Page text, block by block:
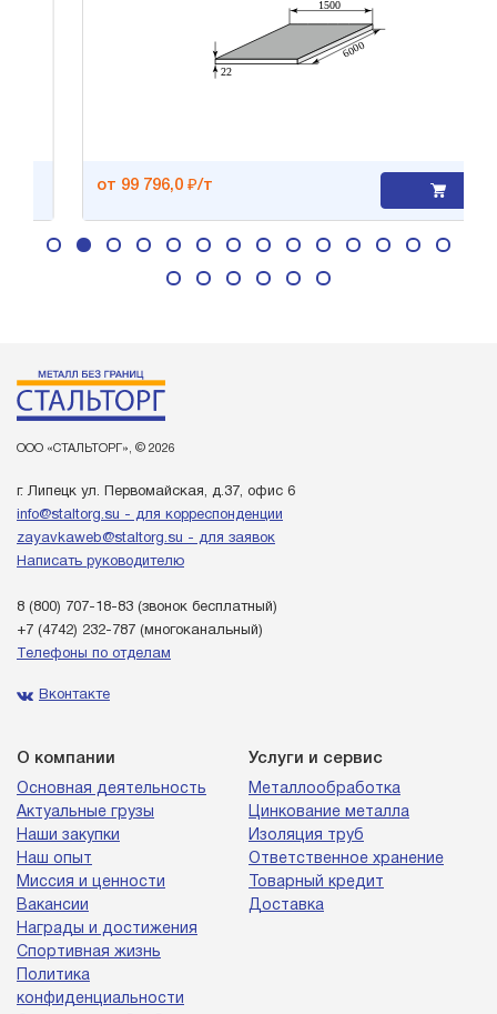
от 99 796,0 ₽/т
ООО «СТАЛЬТОРГ», © 2026
г. Липецк ул. Первомайская, д.37, офис 6
info@staltorg.su - для корреспонденции
zayavkaweb@staltorg.su - для заявок
Написать руководителю
8 (800) 707-18-83 (звонок бесплатный)
+7 (4742) 232-787 (многоканальный)
Телефоны по отделам
Вконтакте
О компании
Основная деятельность
Актуальные грузы
Наши закупки
Наш опыт
Миссия и ценности
Вакансии
Награды и достижения
Спортивная жизнь
Политика
конфиденциальности
Услуги и сервис
Металлообработка
Цинкование металла
Изоляция труб
Ответственное хранение
Товарный кредит
Доставка